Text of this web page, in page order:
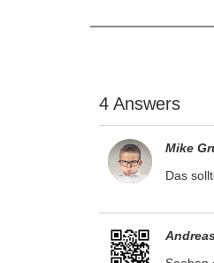
4 Answers
Mike
Das